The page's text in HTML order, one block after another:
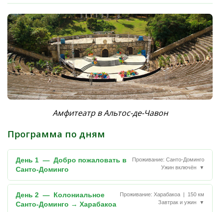
Амфитеатр в Альтос-де-Чавон
Программа по дням
День 1 — Добро пожаловать в
Санто-Доминго
Проживание: Санто-Доминго
Ужин включён
▼
День 2 — Колониальное
Санто-Доминго → Харабакоа
Проживание: Харабакоа | 150 км
Завтрак и ужин
▼